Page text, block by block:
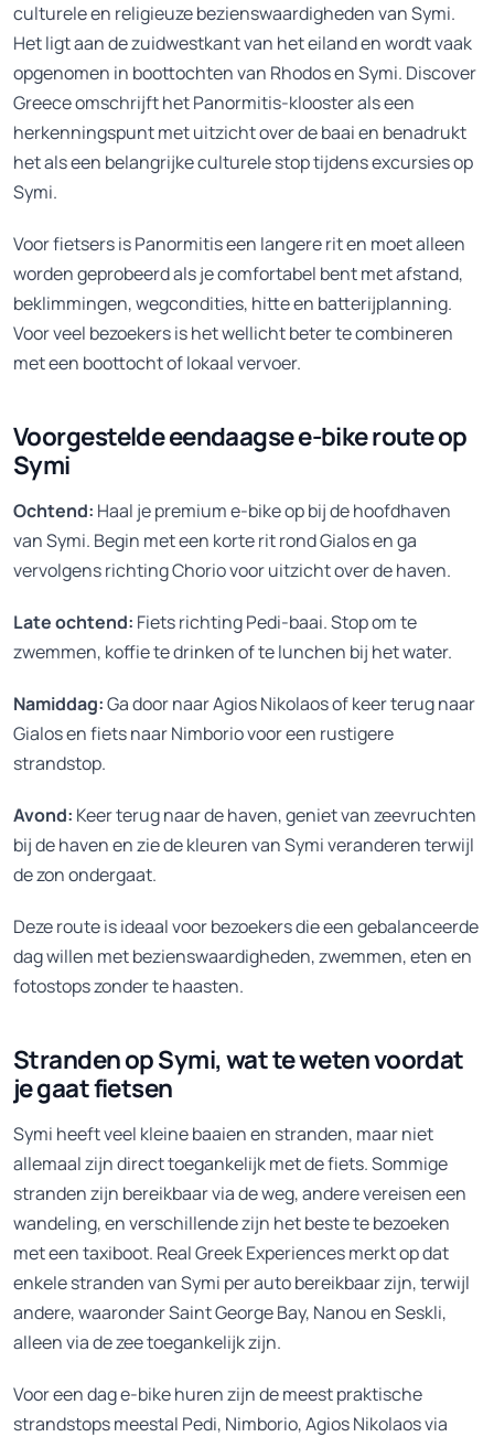
culturele en religieuze bezienswaardigheden van Symi.
Het ligt aan de zuidwestkant van het eiland en wordt vaak
opgenomen in boottochten van Rhodos en Symi. Discover
Greece omschrijft het Panormitis-klooster als een
herkenningspunt met uitzicht over de baai en benadrukt
het als een belangrijke culturele stop tijdens excursies op
Symi.
Voor fietsers is Panormitis een langere rit en moet alleen
worden geprobeerd als je comfortabel bent met afstand,
beklimmingen, wegcondities, hitte en batterijplanning.
Voor veel bezoekers is het wellicht beter te combineren
met een boottocht of lokaal vervoer.
Voorgestelde eendaagse e-bike route op
Symi
Ochtend: Haal je premium e-bike op bij de hoofdhaven
van Symi. Begin met een korte rit rond Gialos en ga
vervolgens richting Chorio voor uitzicht over de haven.
Late ochtend: Fiets richting Pedi-baai. Stop om te
zwemmen, koffie te drinken of te lunchen bij het water.
Namiddag:Ga door naar Agios Nikolaos of keer terug naar
Gialos en fiets naar Nimborio voor een rustigere
strandstop.
Avond: Keer terug naar de haven, geniet van zeevruchten
bij de haven en zie de kleuren van Symi veranderen terwijl
de zon ondergaat.
Deze route is ideaal voor bezoekers die een gebalanceerde
dag willen met bezienswaardigheden, zwemmen, eten en
fotostops zonder te haasten.
Stranden op Symi, wat te weten voordat
je gaat fietsen
Symi heeft veel kleine baaien en stranden, maar niet
allemaal zijn direct toegankelijk met de fiets. Sommige
stranden zijn bereikbaar via de weg, andere vereisen een
wandeling, en verschillende zijn het beste te bezoeken
met een taxiboot. Real Greek Experiences merkt op dat
enkele stranden van Symi per auto bereikbaar zijn, terwijl
andere, waaronder Saint George Bay, Nanou en Seskli,
alleen via de zee toegankelijk zijn.
Voor een dag e-bike huren zijn de meest praktische
strandstops meestal Pedi, Nimborio, Agios Nikolaos via